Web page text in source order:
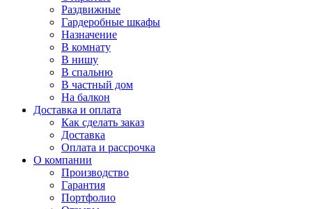
Раздвижные
Гардеробные шкафы
Назначение
В комнату
В нишу
В спальню
В частный дом
На балкон
Доставка и оплата
Как сделать заказ
Доставка
Оплата и рассрочка
О компании
Производство
Гарантия
Портфолио